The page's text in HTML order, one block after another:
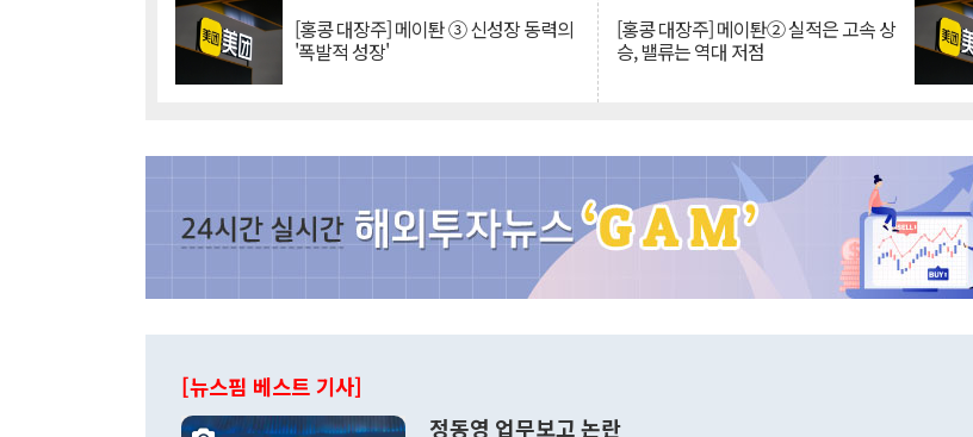
[홍콩 대장주] 메이퇀 ③ 신성장 동력의
'폭발적 성장'
[홍콩 대장주] 메이퇀② 실적은 고속 상
승, 밸류는 역대 저점
[뉴스핌 베스트 기사]
정동영 업무보고 논란